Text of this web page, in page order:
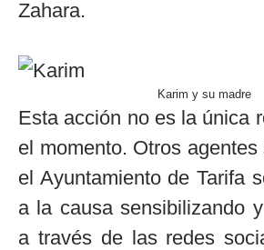
Zahara.
Karim y su madre
Esta acción no es la única
el momento. Otros
el Ayuntamiento de Tarifa
a la causa sensibilizando
a través de las redes